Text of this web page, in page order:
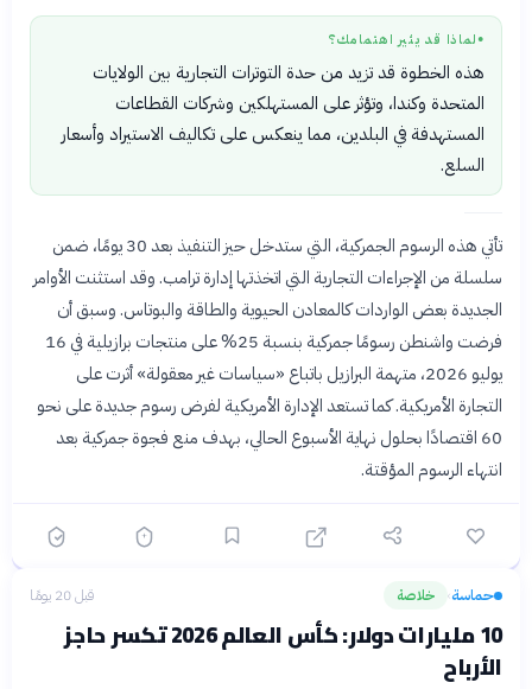
● لماذا قد يثير اهتمامك؟
هذه الخطوة قد تزيد من حدة التوترات التجارية بين الولايات
المتحدة وكندا، وتؤثر على المستهلكين وشركات القطاعات
المستهدفة في البلدين، مما ينعكس على تكاليف الاستيراد وأسعار
السلع.
تأتي هذه الرسوم الجمركية، التي ستدخل حيز التنفيذ بعد 30 يومًا، ضمن
سلسلة من الإجراءات التجارية التي اتخذتها إدارة ترامب. وقد استثنت الأوامر
الجديدة بعض الواردات كالمعادن الحيوية والطاقة والبوتاس. وسبق أن
فرضت واشنطن رسومًا جمركية بنسبة 25% على منتجات برازيلية في 16
يوليو 2026، متهمة البرازيل باتباع «سياسات غير معقولة» أثرت على
التجارة الأمريكية. كما تستعد الإدارة الأمريكية لفرض رسوم جديدة على نحو
60 اقتصادًا بحلول نهاية الأسبوع الحالي، بهدف منع فجوة جمركية بعد
انتهاء الرسوم المؤقتة.
حماسة› خلاصة قبل 20 يومًا
10 مليارات دولار: كأس العالم 2026 تكسر حاجز
الأرباح